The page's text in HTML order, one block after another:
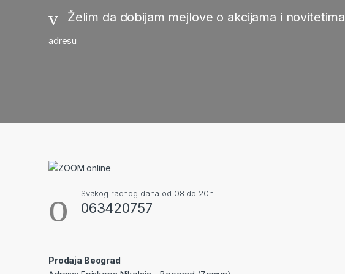
Želim da dobijam mejlove o akcijama i novitetima
adresu
Svakog radnog dana od 08 do 20h
063420757
Prodaja Beograd